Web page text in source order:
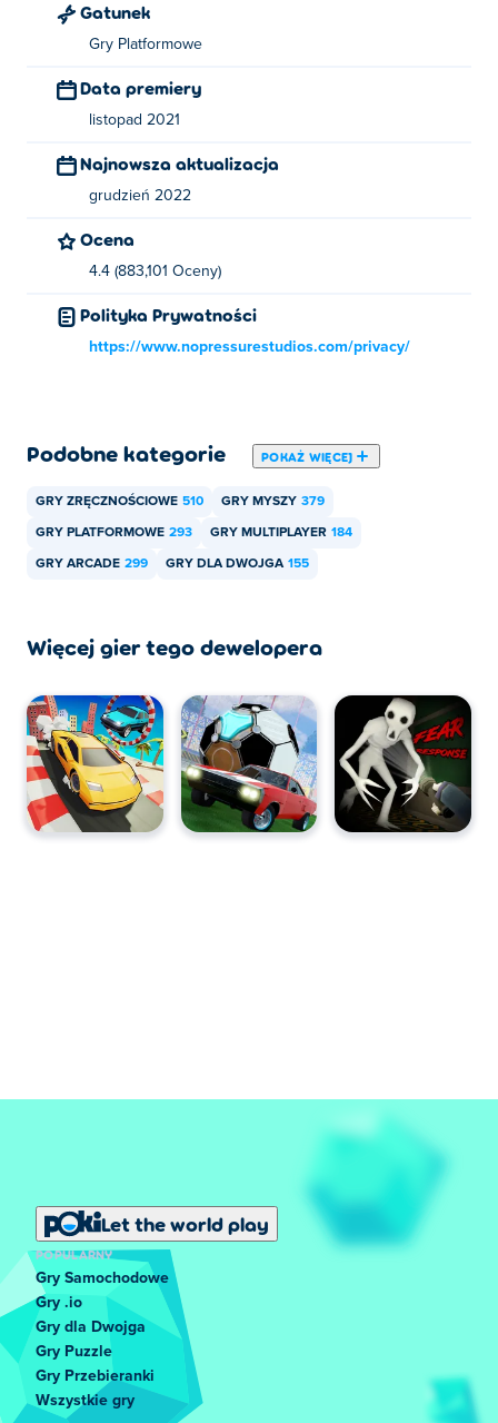
Gatunek
Gry Platformowe
Data premiery
listopad 2021
Najnowsza aktualizacja
grudzień 2022
Ocena
4.4 (883,101 Oceny)
Polityka Prywatności
https://www.nopressurestudios.com/privacy/
Podobne kategorie POKAŻ WIĘCEJ
GRY ZRĘCZNOŚCIOWE 510 GRY MYSZY 379
GRY PLATFORMOWE 293 GRY MULTIPLAYER 184
GRY ARCADE 299 GRY DLA DWOJGA 155
Więcej gier tego dewelopera
Let the world play
POPULARNY
Gry Samochodowe
Gry .io
Gry dla Dwojga
Gry Puzzle
Gry Przebieranki
Wszystkie gry